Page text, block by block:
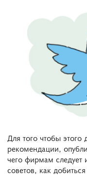
Для того чтобы этого
рекомендации,
чего фирмам следует
советов, как